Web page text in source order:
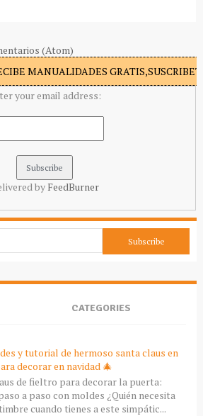
(Atom)
MANUALIDADES
your email address:
by FeedBurner
CATEGORIES
y tutorial de hermoso santa claus en
decorar en navidad 🎄
de fieltro para decorar la puerta:
a paso con moldes ¿Quién necesita
cuando tienes a este simpátic...